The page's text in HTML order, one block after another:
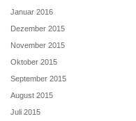
Januar 2016
Dezember 2015
November 2015
Oktober 2015
September 2015
August 2015
Juli 2015